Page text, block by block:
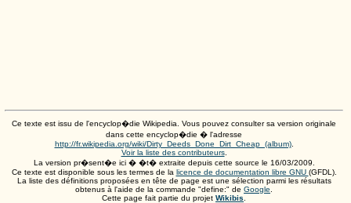
Ce texte est issu de l'encyclop�die Wikipedia. Vous pouvez consulter sa version originale
dans cette encyclop�die � l'adresse
http://fr.wikipedia.org/wiki/Dirty_Deeds_Done_Dirt_Cheap_(album).
Voir la liste des contributeurs.
La version pr�sent�e ici � �t� extraite depuis cette source le 16/03/2009
Ce texte est disponible sous les termes de la licence de documentation libre GNU (GFDL).
La liste des définitions proposées en tête de page est une sélection parmi les résultats
obtenus à l'aide de la commande "define:" de Google
Cette page fait partie du projet Wikibis